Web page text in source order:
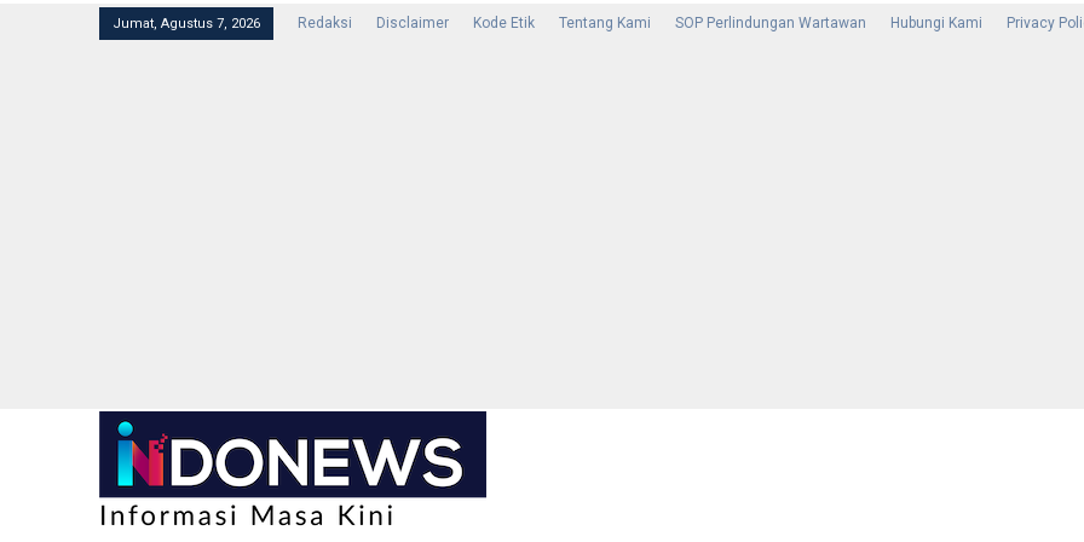
Jumat, Agustus 7, 2026 Redaksi Disclaimer Kode Etik Tentang Kami SOP Perlindungan Wartawan Hubungi Kami Privacy